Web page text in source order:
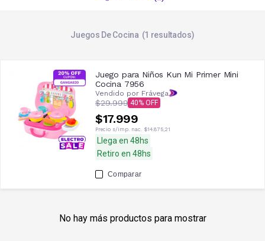
Juegos De Cocina 1 resultados
Juego para Niños Kun Mi Primer Mini
Cocina 7956
Vendido por Frávega
$29.999 40
$17.999
Precio s/imp. nac. $14.875,21
Llega en 48hs
Retiro en 48hs
Comparar
No hay más productos para mostrar